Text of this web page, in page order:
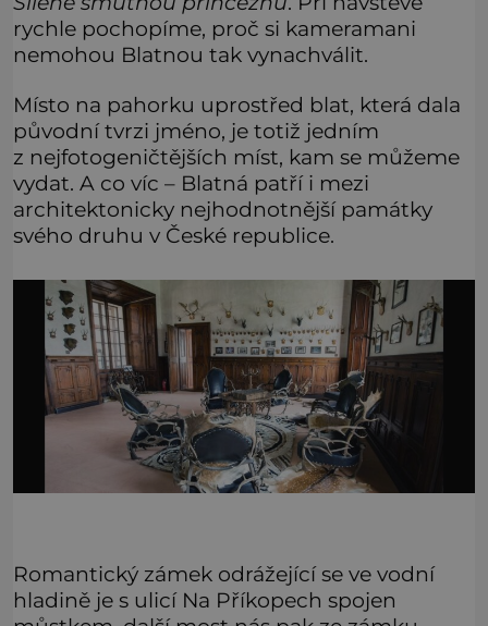
rychle pochopíme, proč si kameramani
nemohou Blatnou tak vynachválit.
Místo na pahorku uprostřed blat, která dala
původní tvrzi jméno, je totiž jedním
z nejfotogeničtějších míst, kam se můžeme
vydat. A co víc – Blatná patří i mezi
architektonicky nejhodnotnější památky
svého druhu v České republice.
Romantický zámek odrážející se ve vodní
hladině je s ulicí Na Příkopech spojen